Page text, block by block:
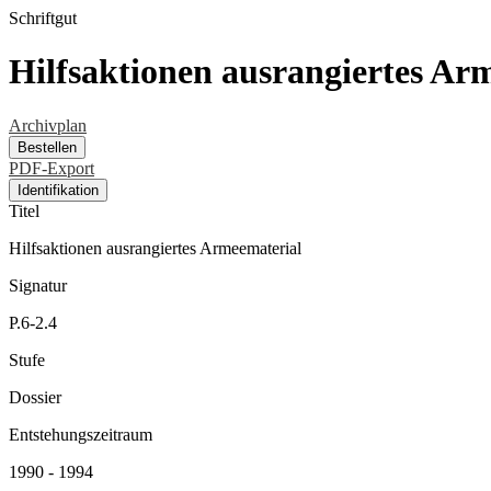
Schriftgut
Hilfsaktionen ausrangiertes
Archivplan
Bestellen
PDF-Export
Identifikation
Titel
Hilfsaktionen ausrangiertes Armeematerial
Signatur
P.6-2.4
Stufe
Dossier
Entstehungszeitraum
1990 - 1994